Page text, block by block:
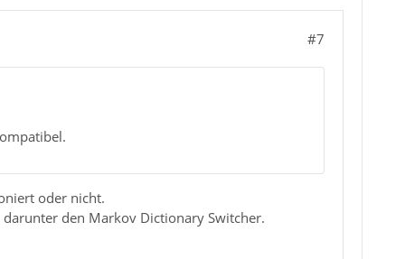
#7
oder nicht.
den Markov Dictionary Switcher.